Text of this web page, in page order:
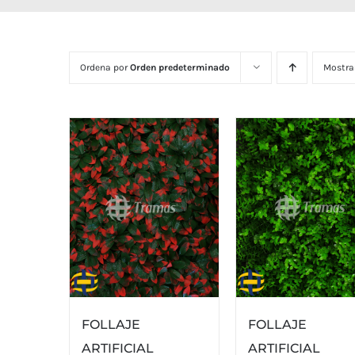
Ordena porOrden predeterminado
FOLLAJE
ARTIFICIAL
FOLLAJE
ARTIFICIAL